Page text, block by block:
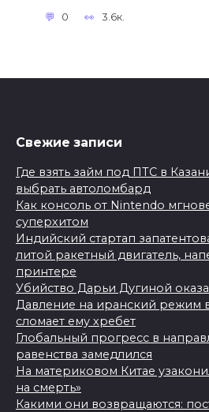
0 3.6к.
Свежие записи
Где взять займ под ПТС в
выбрать автоломбард
Как консоль от Nintendo
суперхитом
Индийский стартап
литой ракетный двигатель,
принтере
Убийство Дарьи Дугиной
Давление на иранский режим
сломает ему хребет
Глобальный прогресс в
равенства замедлился
На материковом Китае
на смерть»
Какими они возвращаются: